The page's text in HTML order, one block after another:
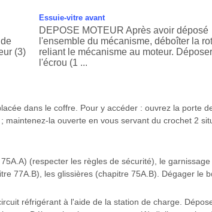
(3)
Essuie-vitre avant
DEPOSE MOTEUR Après avoir déposé
l'ensemble du mécanisme, déboîter la
reliant le mécanisme au moteur.
l'écrou (1 ...
dans le coffre. Pour y accéder : ouvrez la porte
maintenez-la ouverte en vous servant du crochet 2
(respecter les règles de sécurité), le
77A.B), les glissières (chapitre 75A.B). Dégager le
réfrigérant à l'aide de la station de charge.